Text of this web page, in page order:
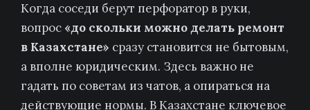
Когда соседи берут перфоратор в руки,
вопрос «до скольки можно делать ремонт
в Казахстане» сразу становится не бытовым,
а вполне юридическим. Здесь важно не
гадать по советам из чатов, а опираться на
действующие нормы. В Казахстане ключевое